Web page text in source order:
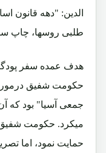
الدین: "دهه قانون
طلبی روسها، چاپ سوم،
هدف عمده سفر
حکومت شفیق
جمعی آسیا" بود که
میکرد. حکومت شفیق
حمایت نمود، اما